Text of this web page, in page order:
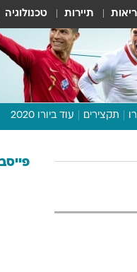
תיירות טכנולוגיה
תקצירים עוד ביורו 2020
תכנית היורו